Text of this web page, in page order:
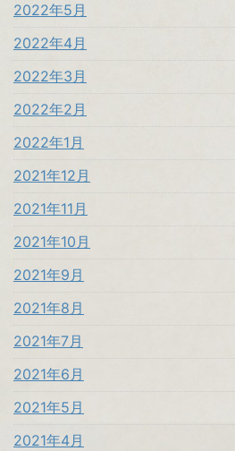
2022年5月
2022年4月
2022年3月
2022年2月
2022年1月
2021年12月
2021年11月
2021年10月
2021年9月
2021年8月
2021年7月
2021年6月
2021年5月
2021年4月